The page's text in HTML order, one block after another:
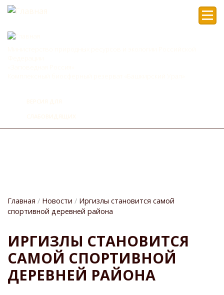
НАВИГАЦИИ
Главная Новости
Иргизлы становится самой
спортивной деревней района
ИРГИЗЛЫ СТАНОВИТСЯ
САМОЙ СПОРТИВНОЙ
ДЕРЕВНЕЙ РАЙОНА